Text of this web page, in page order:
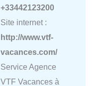
+33442123200
Site internet :
http://www.vtf-
vacances.com/
Service Agence
VTF Vacances à